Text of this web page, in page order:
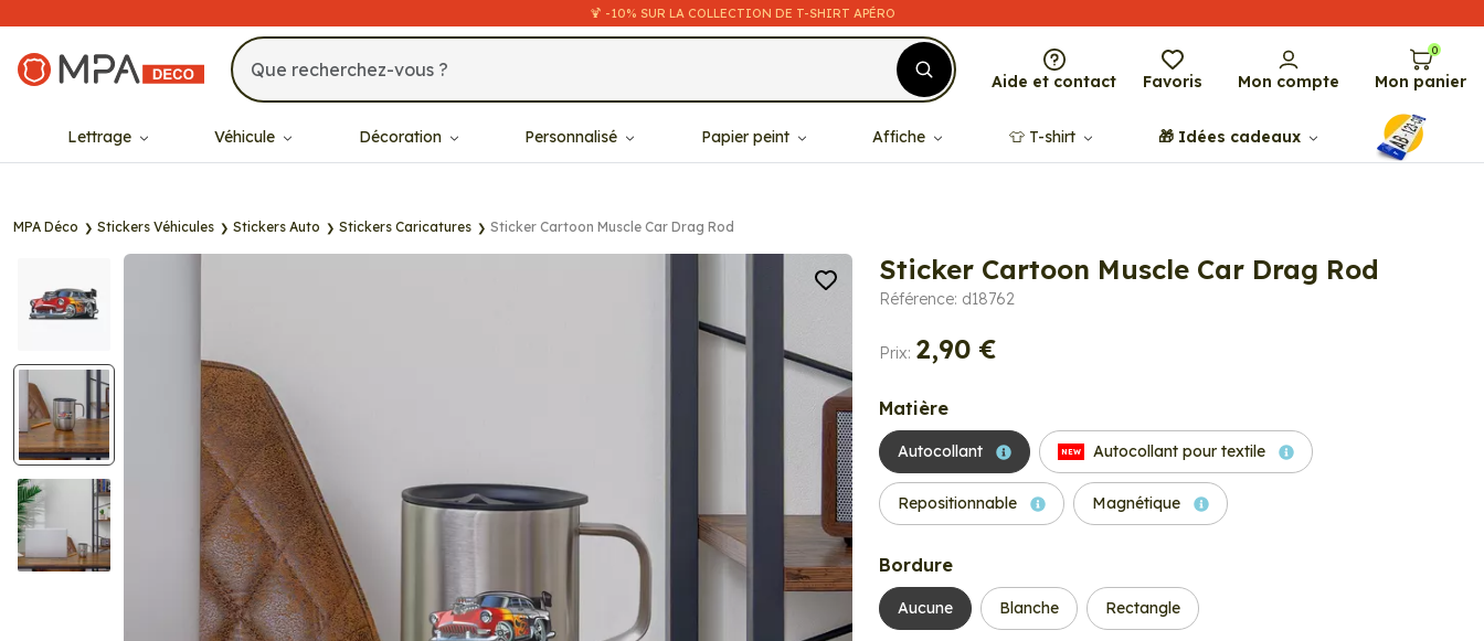
🍹 -10% SUR LA COLLECTION DE T-SHIRT APÉRO
MPA Déco
Aide et contact Favoris Mon compte
0
Mon panier
Lettrage Véhicule Décoration Personnalisé Papier peint Affiche 👕​​ T-shirt 🎁​ Idées cadeaux
MPA Déco Stickers Véhicules Stickers Auto Stickers Caricatures Sticker Cartoon Muscle Car Drag Rod
Sticker Cartoon Muscle Car Drag Rod
Référence: d18762
Prix: 2,90 €
Matière
Autocollant NEW Autocollant pour textile
Repositionnable Magnétique
Bordure
Aucune Blanche Rectangle